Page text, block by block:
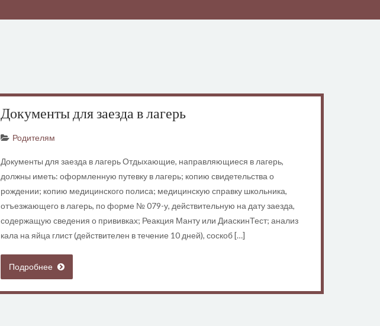
Документы для заезда в лагерь
Родителям
Документы для заезда в лагерь Отдыхающие, направляющиеся в лагерь,
должны иметь: оформленную путевку в лагерь; копию свидетельства о
рождении; копию медицинского полиса; медицинскую справку школьника,
отъезжающего в лагерь, по форме № 079-у, действительную на дату заезда,
содержащую сведения о прививках; Реакция Манту или ДиаскинТест; анализ
кала на яйца глист (действителен в течение 10 дней), соскоб […]
Подробнее